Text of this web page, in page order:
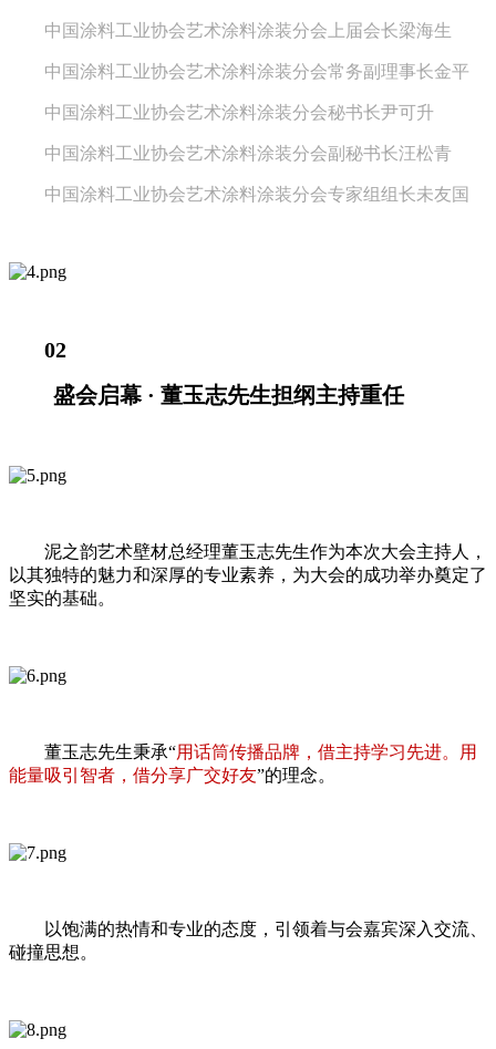
中国涂料工业协会艺术涂料涂装分会上届会长梁海生
中国涂料工业协会艺术涂料涂装分会常务副理事长金平
中国涂料工业协会艺术涂料涂装分会秘书长尹可升
中国涂料工业协会艺术涂料涂装分会副秘书长汪松青
中国涂料工业协会艺术涂料涂装分会专家组组长未友国
02
盛会启幕 · 董玉志先生担纲主持重任
泥之韵艺术壁材总经理董玉志先生作为本次大会主持人，
以其独特的魅力和深厚的专业素养，为大会的成功举办奠定了
坚实的基础。
董玉志先生秉承“用话筒传播品牌，借主持学习先进。用
能量吸引智者，借分享广交好友”的理念。
以饱满的热情和专业的态度，引领着与会嘉宾深入交流、
碰撞思想。